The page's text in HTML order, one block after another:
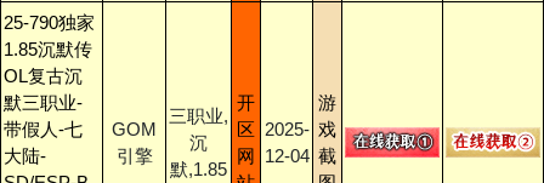
25-790独家
1.85沉默传
OL复古沉
默三职业-
带假人-七
大陆-
GOM
引擎
三职业,
沉
默,1.85
开
区
网
2025-
12-04
游
戏
截